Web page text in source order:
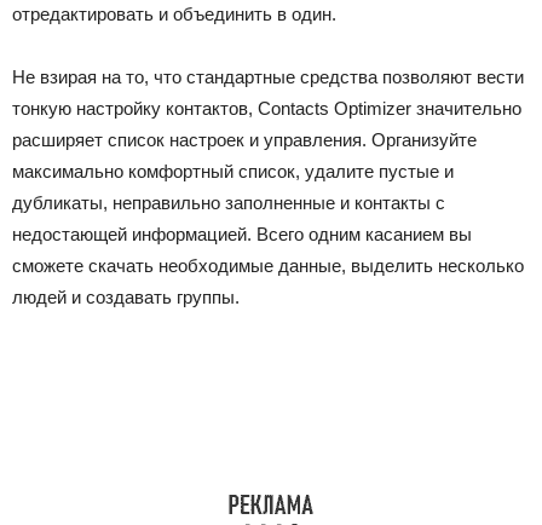
отредактировать и объединить в один.
Не взирая на то, что стандартные средства позволяют вести
тонкую настройку контактов, Contacts Optimizer значительно
расширяет список настроек и управления. Организуйте
максимально комфортный список, удалите пустые и
дубликаты, неправильно заполненные и контакты с
недостающей информацией. Всего одним касанием вы
сможете скачать необходимые данные, выделить несколько
людей и создавать группы.